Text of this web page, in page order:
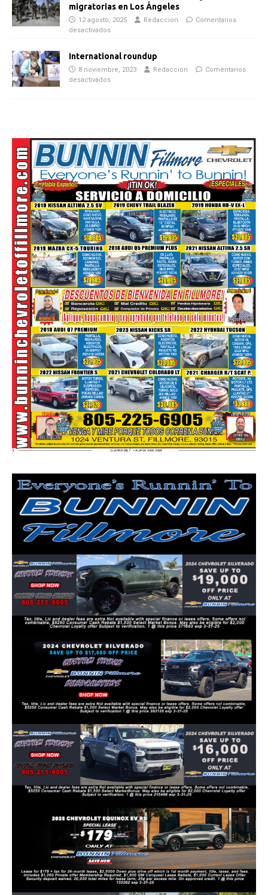
migratorias en Los Ángeles
12 agosto, 2025 Redaccion
Comentarios
desactivados
International roundup
8 noviembre, 2023 Redaccion
Comentarios
desactivados